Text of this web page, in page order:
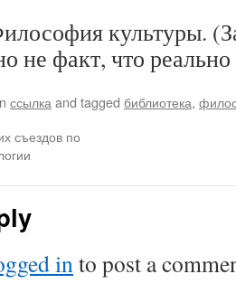
культуры.
не факт, что
ссылка and tagged библиотека,
съездов по
into post a